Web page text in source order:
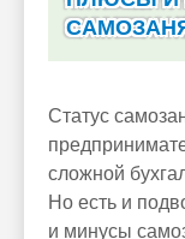
Статус
сложной
Но есть и
и минусы